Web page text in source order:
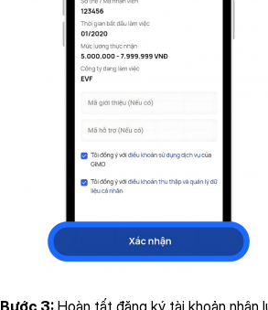
Bước 3: Hoàn tất đăng ký tài khoản nhận